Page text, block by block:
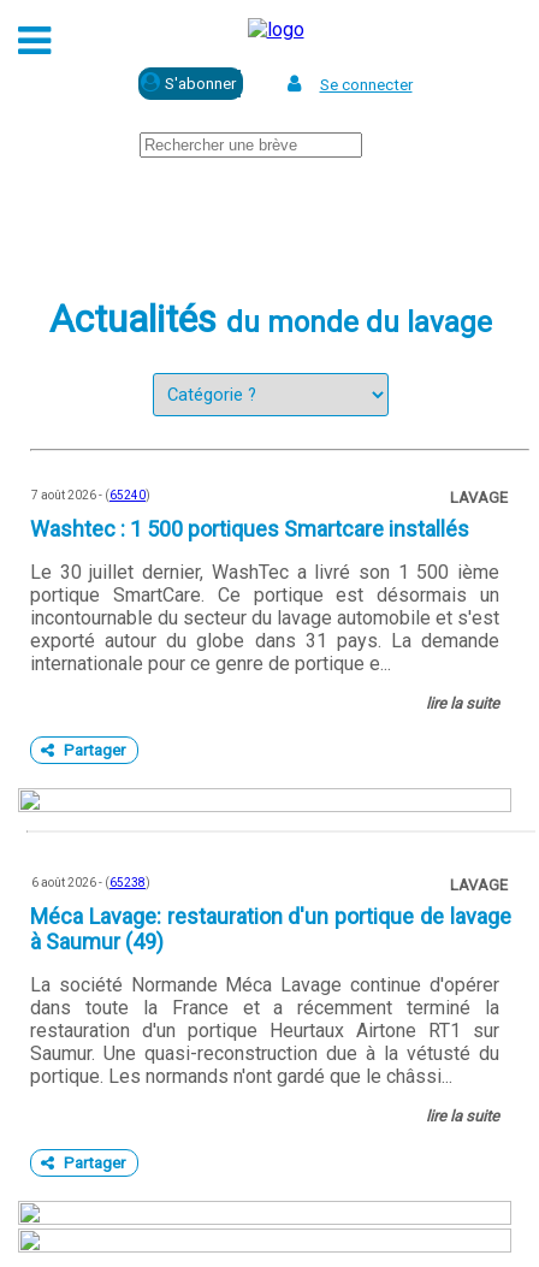
Se connecter
Actualités du monde du lavage
7 août 2026 - (65240) LAVAGE
Washtec : 1 500 portiques Smartcare installés
Le 30 juillet dernier, WashTec a livré son 1 500 ième
portique SmartCare. Ce portique est désormais un
incontournable du secteur du lavage automobile et s'est
exporté autour du globe dans 31 pays. La demande
internationale pour ce genre de portique e...
lire la suite
Partager
6 août 2026 - (65238) LAVAGE
Méca Lavage: restauration d'un portique de lavage
à Saumur (49)
La société Normande Méca Lavage continue d'opérer
dans toute la France et a récemment terminé la
restauration d'un portique Heurtaux Airtone RT1 sur
Saumur. Une quasi-reconstruction due à la vétusté du
portique. Les normands n'ont gardé que le châssi...
lire la suite
Partager